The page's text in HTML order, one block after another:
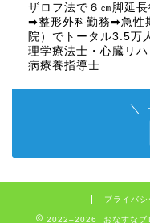
ザロフ法で６㎝脚延
➡整形外科勤務➡急性
院）でトータル3.5万
理学療法士・心臓リ
病療養指導士
＼
プライバ
2022–2026 おなすなブ